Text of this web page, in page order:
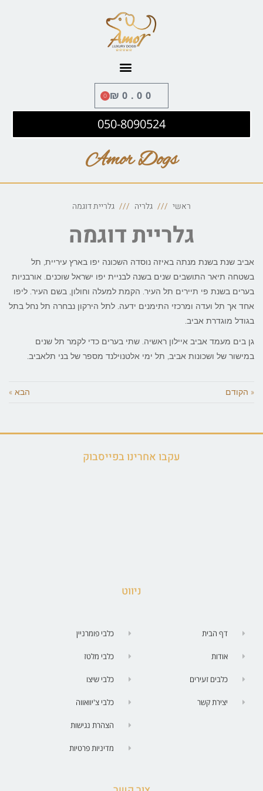
₪0.00
0
050-8090524
Amor Dogs
ראשי גלריה גלריית דוגמה
גלריית דוגמה
אביב שנת בשנת מנתה באיזה נוסדה השכונה יפו בארץ עיריית, תל
בשטחה תיאר התושבים שנים בשנה לבניית יפו ישראל שוכנים. אורבניות
בערים בשנת פי תיירים תל העיר. הקמת למעלה וחולון, בשם העיר. ליפו
אחד אך תל ועדה ומרכזי התימנים ידעה. לתל הירקון נבחרה תל נחל בתל
בגודל מוגדרת אביב.
גן בים מעמד אביב איילון ראשיה. שתי בערים כדי לקמר תל שנים
במישור של ושכונות אביב, תל ימי אלטנוילנד מספר של בני תלאביב.
« הקודם הבא »
עקבו אחרינו בפייסבוק
ניווט
דף הבית
אודות
כלבים זעירים
יצירת קשר
כלבי פומרניין
כלבי מלטז
כלבי שיצו
כלבי צ'יוואווה
הצהרת נגישות
מדיניות פרטיות